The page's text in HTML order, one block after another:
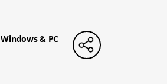
Windows & PC